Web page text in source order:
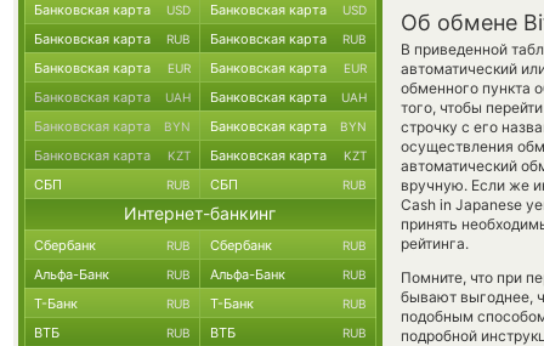
Об обмене
В приведенной
автоматический
обменного пункта
того, чтобы
строчку с его
осуществления
автоматический
вручную. Если же
Cash in Japanese
принять
рейтинга.
Помните, что при
бывают выгоднее,
подобным
подробной
Банковская карта USD Банковская карта USD
Банковская карта RUB Банковская карта RUB
Банковская карта EUR Банковская карта EUR
Банковская карта UAH Банковская карта UAH
Банковская карта BYN Банковская карта BYN
Банковская карта KZT Банковская карта KZT
СБП RUB СБП RUB
Интернет-банкинг
Сбербанк RUB Сбербанк RUB
Альфа-Банк RUB Альфа-Банк RUB
Т-Банк RUB Т-Банк RUB
ВТБ RUB ВТБ RUB